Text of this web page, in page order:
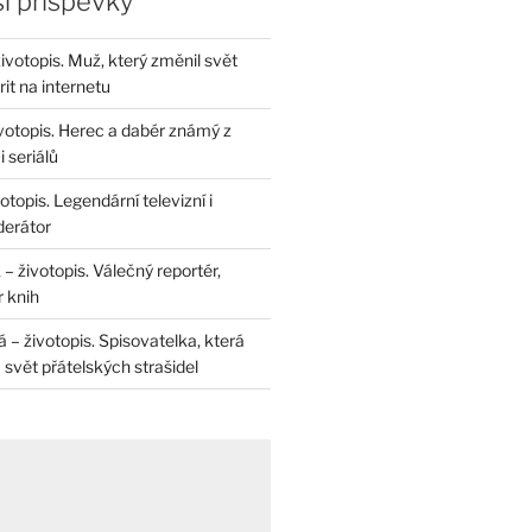
Muž, který změnil svět
na internetu
Herec a dabér známý z
seriálů
Legendární televizní i
životopis. Válečný reportér,
knih
– životopis. Spisovatelka, která
přátelských strašidel